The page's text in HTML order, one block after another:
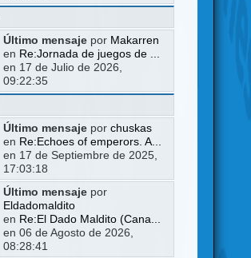
Último mensajepor Makarren
en Re:Jornada de juegos de ...
en 17 de Julio de 2026,
09:22:35
Último mensajepor chuskas
en Re:Echoes of emperors. A...
en 17 de Septiembre de 2025,
17:03:18
Último mensajepor
Eldadomaldito
en Re:El Dado Maldito (Cana...
en 06 de Agosto de 2026,
08:28:41